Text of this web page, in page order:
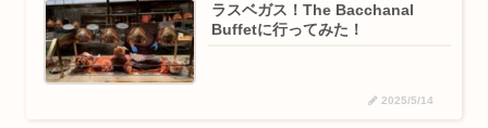
ラスベガス！The Bacchanal
Buffetに行ってみた！
2025/5/14